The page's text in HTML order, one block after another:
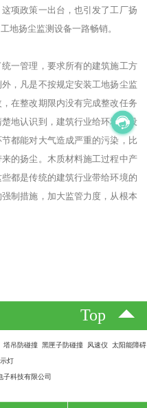
项政策一出台，也引发了工厂扬
地扬尘监测设备一路畅销。
一管理，要求所有的建筑施工方
，凡是不按规定安装工地扬尘监
在整改期限内没有完成整改任务
地认识到，建筑行业给环境建设
都能对大气造成严重的污染，比
的扬尘。木质材料施工过程中产
都是传统的建筑行业带给环境的
制措施，加大监管力度，从根本
Top
吊防碰撞 黑匣子防碰撞 风速仪 太阳能障碍
灯
子科技有限公司